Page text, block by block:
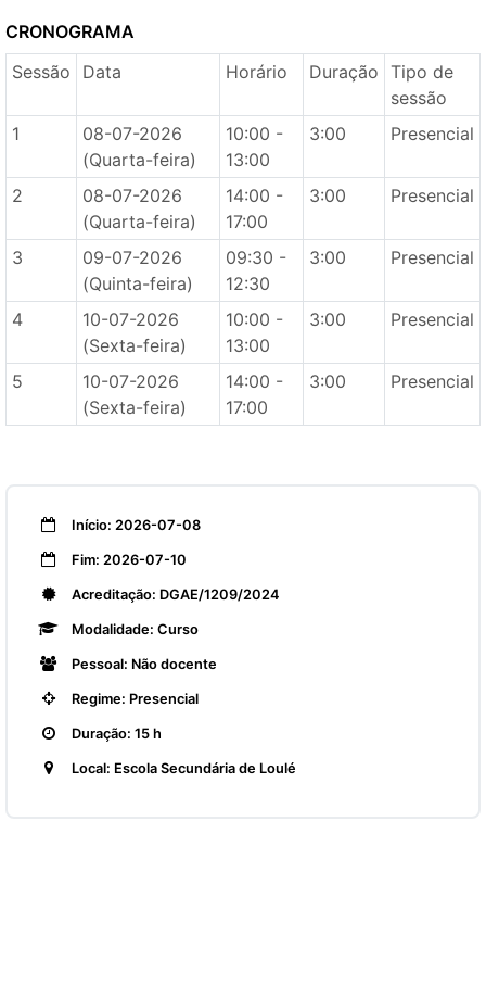
CRONOGRAMA
Sessão
Data Horário Duração Tipo de
sessão
1
08-07-2026
(Quarta-feira)
10:00 -
13:00
3:00 Presencial
2
08-07-2026
(Quarta-feira)
14:00 -
17:00
3:00 Presencial
3
09-07-2026
(Quinta-feira)
09:30 -
12:30
3:00 Presencial
4
10-07-2026
(Sexta-feira)
10:00 -
13:00
3:00 Presencial
5
10-07-2026
(Sexta-feira)
14:00 -
17:00
3:00 Presencial
Início: 2026-07-08
Fim: 2026-07-10
Acreditação: DGAE/1209/2024
Modalidade: Curso
Pessoal: Não docente
Regime: Presencial
Duração: 15 h
Local: Escola Secundária de Loulé